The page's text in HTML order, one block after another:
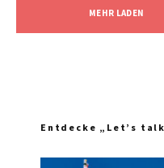
MEHR LADEN
Entdecke „Let’s